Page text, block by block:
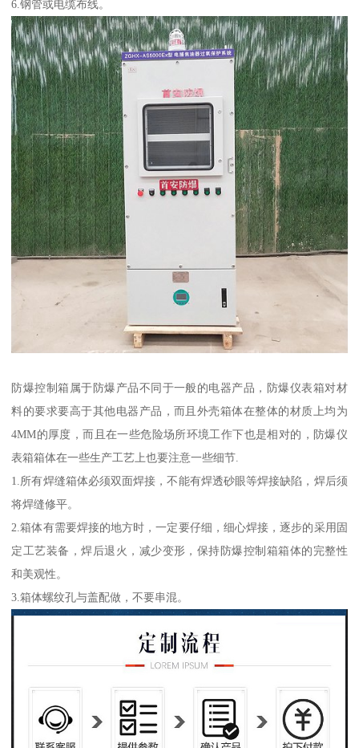
6.钢管或电缆布线。
防爆控制箱属于防爆产品不同于一般的电器产品，防爆仪表箱对材
料的要求要高于其他电器产品，而且外壳箱体在整体的材质上均为
4MM的厚度，而且在一些危险场所环境工作下也是相对的，防爆仪
表箱箱体在一些生产工艺上也要注意一些细节.
1.所有焊缝箱体必须双面焊接，不能有焊透砂眼等焊接缺陷，焊后须
将焊缝修平。
2.箱体有需要焊接的地方时，一定要仔细，细心焊接，逐步的采用固
定工艺装备，焊后退火，减少变形，保持防爆控制箱箱体的完整性
和美观性。
3.箱体螺纹孔与盖配做，不要串混。